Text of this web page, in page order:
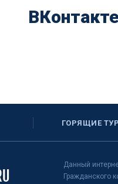
ГОРЯЩИЕ
Данный
Гражданского